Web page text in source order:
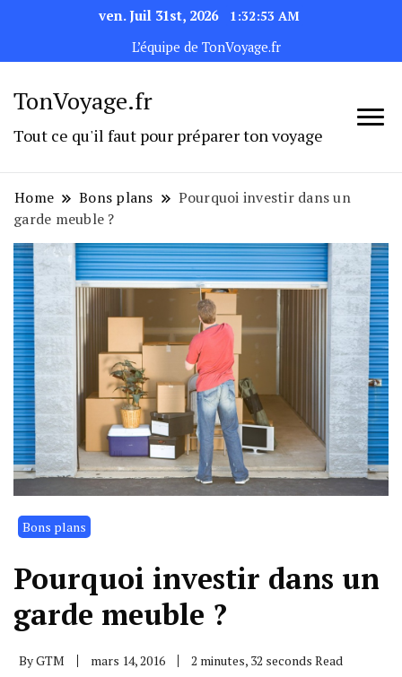
ven. Juil 31st, 2026
1:32:54 AM
L’équipe de TonVoyage.fr
TonVoyage.fr
Tout ce qu'il faut pour préparer ton voyage
Home Bons plans
Pourquoi investir dans un
garde meuble ?
Bons plans
Pourquoi investir dans un
garde meuble ?
ByGTM mars 14, 2016 2 minutes, 32 seconds Read